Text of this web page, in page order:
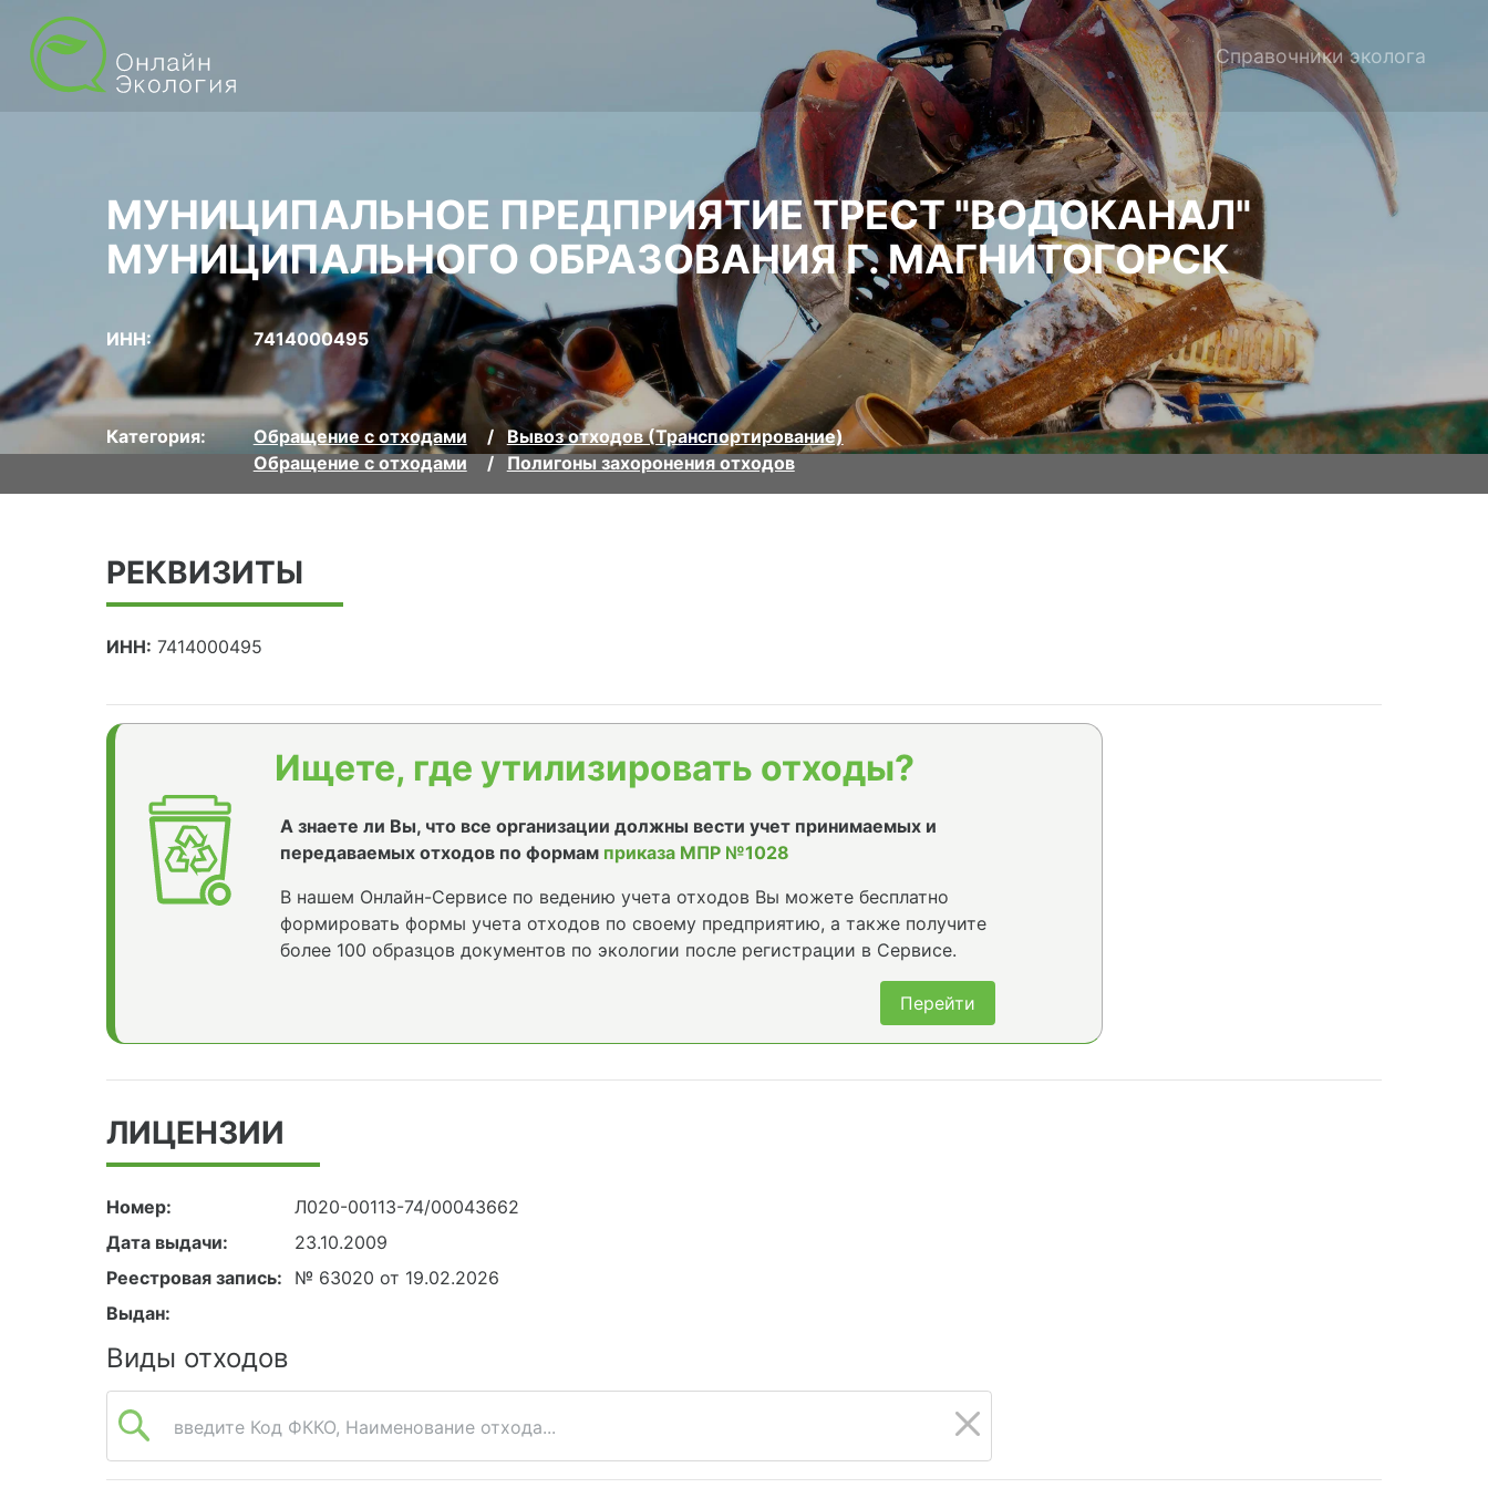
Справочники эколога
МУНИЦИПАЛЬНОЕ ПРЕДПРИЯТИЕ ТРЕСТ "ВОДОКАНАЛ"
МУНИЦИПАЛЬНОГО ОБРАЗОВАНИЯ Г. МАГНИТОГОРСК
ИНН: 7414000495
Категория: Обращение с отходами
Вывоз отходов (Транспортирование)
Обращение с отходами
Полигоны захоронения отходов
РЕКВИЗИТЫ
ИНН: 7414000495
Ищете, где утилизировать отходы?
А знаете ли Вы, что все организации должны вести учет принимаемых и
передаваемых отходов по формам приказа МПР №1028
В нашем Онлайн-Сервисе по ведению учета отходов Вы можете бесплатно
формировать формы учета отходов по своему предприятию, а также получите
более 100 образцов документов по экологии после регистрации в Сервисе.
Перейти
ЛИЦЕНЗИИ
Номер:
Л020-00113-74/00043662
Дата выдачи:
23.10.2009
Реестровая запись:
№ 63020 от 19.02.2026
Выдан:
Виды отходов
введите Код ФККО, Наименование отхода...